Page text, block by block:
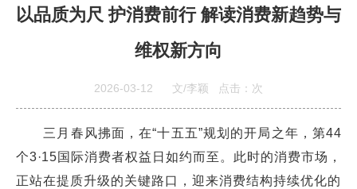
以品质为尺 护消费前行 解读消费新趋势与
维权新方向
2026-03-12 文/李颖 点击： 次
三月春风拂面，在“十五五”规划的开局之年，第44
个3·15国际消费者权益日如约而至。此时的消费市场，
正站在提质升级的关键路口，迎来消费结构持续优化的